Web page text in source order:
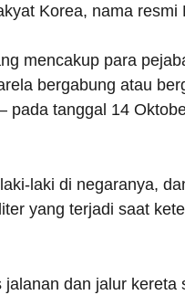
Korea, nama resmi
mencakup para
bergabung atau
tanggal 14
laki di negaranya,
yang terjadi saat
dan jalur kereta